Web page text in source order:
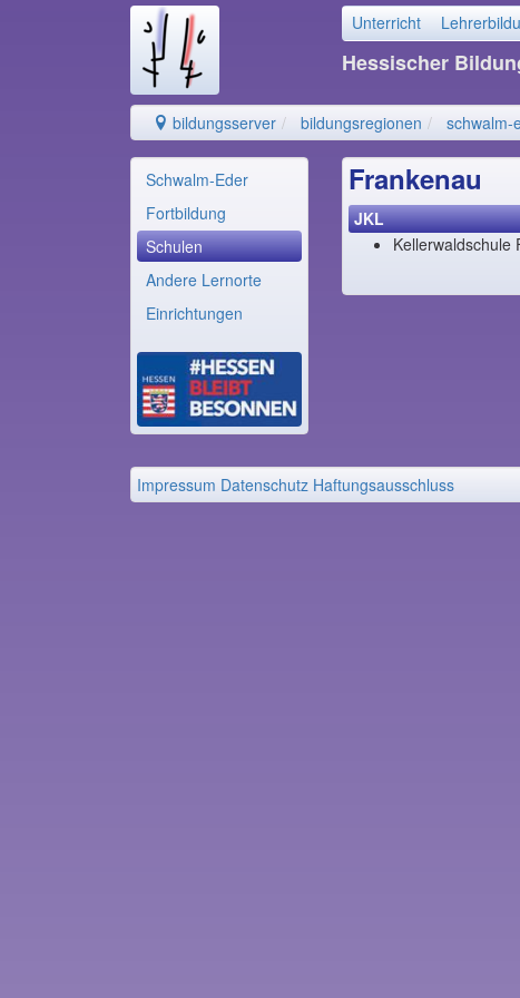
Unterricht
Hessischer
bildungsserver bildungsregionen schwalm-
Schwalm-Eder
Fortbildung
Schulen
Andere Lernorte
Einrichtungen
Frankenau
JKL
Kellerwaldschule
Impressum Datenschutz Haftungsausschluss